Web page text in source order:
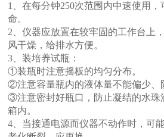
1、在每分钟250次范围内中速使用
命。
2、仪器应放置在较牢固的工作台上
风干燥，给排水方便。
3、装培养试瓶：
①装瓶时注意摇板的均匀分布。
②注意容量瓶内的液体量不能偏少、
③注意密封好瓶口，防止凝结的水珠
箱内。
4、当接通电源而仪器不动作时，可